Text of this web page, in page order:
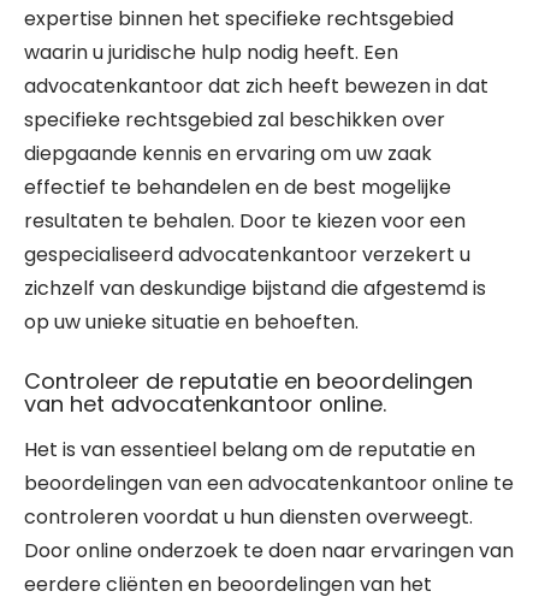
expertise binnen het specifieke rechtsgebied
waarin u juridische hulp nodig heeft. Een
advocatenkantoor dat zich heeft bewezen in dat
specifieke rechtsgebied zal beschikken over
diepgaande kennis en ervaring om uw zaak
effectief te behandelen en de best mogelijke
resultaten te behalen. Door te kiezen voor een
gespecialiseerd advocatenkantoor verzekert u
zichzelf van deskundige bijstand die afgestemd is
op uw unieke situatie en behoeften.
Controleer de reputatie en beoordelingen
van het advocatenkantoor online.
Het is van essentieel belang om de reputatie en
beoordelingen van een advocatenkantoor online te
controleren voordat u hun diensten overweegt.
Door online onderzoek te doen naar ervaringen van
eerdere cliënten en beoordelingen van het